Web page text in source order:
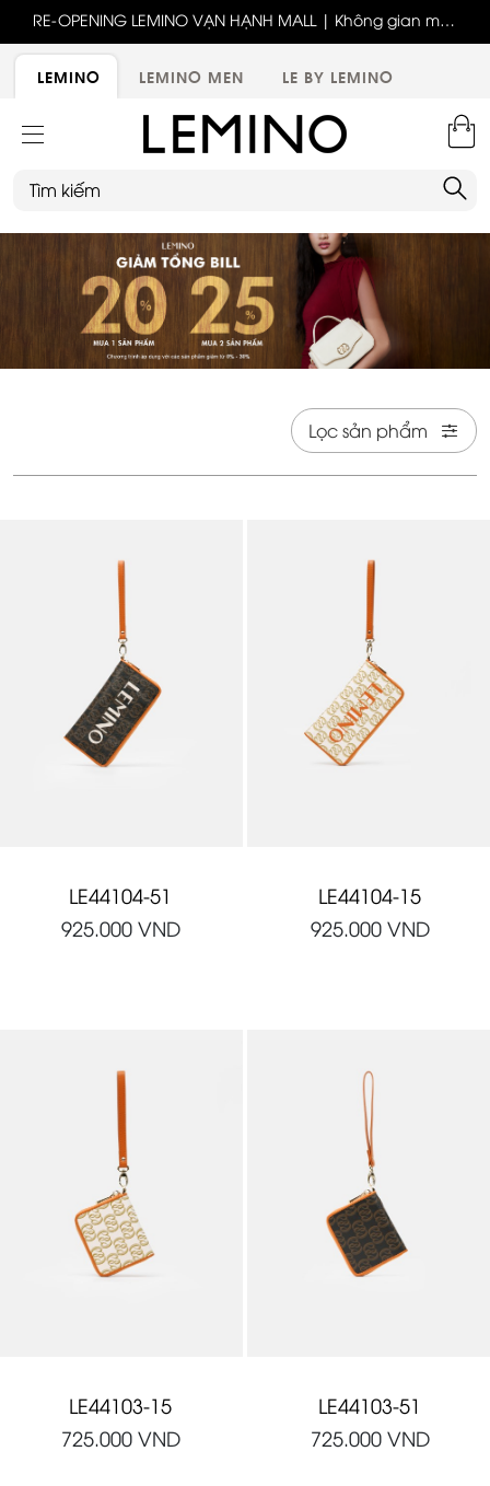
RE-OPENING LEMINO VẠN HẠNH MALL | Không gian mới,
trải nghiệm mới, ưu đãi tri ân đặc biệt
Bốn thế hệ - Một tinh thần thời trang cùng LEMINO
LEMINO LEMINO MEN LE BY LEMINO
Lọc sản phẩm
LE44104-51
925.000VND
LE44104-15
925.000VND
LE44103-15
725.000VND
LE44103-51
725.000VND